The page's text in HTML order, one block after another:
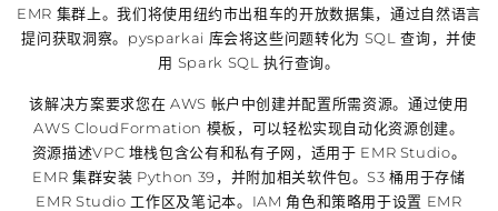
EMR 集群上。我们将使用纽约市出租车的开放数据集，通过自然语言
提问获取洞察。pysparkai 库会将这些问题转化为 SQL 查询，并使
用 Spark SQL 执行查询。
该解决方案要求您在 AWS 帐户中创建并配置所需资源。通过使用
AWS CloudFormation 模板，可以轻松实现自动化资源创建。
资源描述VPC 堆栈包含公有和私有子网，适用于 EMR Studio。
EMR 集群安装 Python 39，并附加相关软件包。S3 桶用于存储
EMR Studio 工作区及笔记本。IAM 角色和策略用于设置 EMR